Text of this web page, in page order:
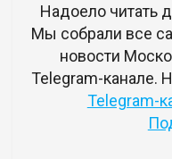
Надоело читать
Мы собрали все
новости
Telegram-канале.
Telegram-